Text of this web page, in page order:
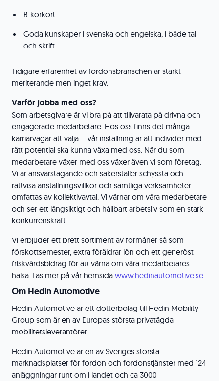
B-körkort
Goda kunskaper i svenska och engelska, i både tal
och skrift.
Tidigare erfarenhet av fordonsbranschen är starkt
meriterande men inget krav.
Varför jobba med oss?
Som arbetsgivare är vi bra på att tillvarata på drivna och
engagerade medarbetare. Hos oss finns det många
karriärvägar att välja – vår inställning är att individer med
rätt potential ska kunna växa med oss. När du som
medarbetare växer med oss växer även vi som företag.
Vi är ansvarstagande och säkerställer schyssta och
rättvisa anställningsvillkor och samtliga verksamheter
omfattas av kollektivavtal. Vi värnar om våra medarbetare
och ser ett långsiktigt och hållbart arbetsliv som en stark
konkurrenskraft.
Vi erbjuder ett brett sortiment av förmåner så som
förskottsemester, extra föräldrar lön och ett generöst
friskvårdsbidrag för att värna om våra medarbetares
hälsa. Läs mer på vår hemsida www.hedinautomotive.se
Om Hedin Automotive
Hedin Automotive är ett dotterbolag till Hedin Mobility
Group som är en av Europas största privatägda
mobilitetsleverantörer.
Hedin Automotive är en av Sveriges största
marknadsplatser för fordon och fordonstjänster med 124
anläggningar runt om i landet och ca 3000